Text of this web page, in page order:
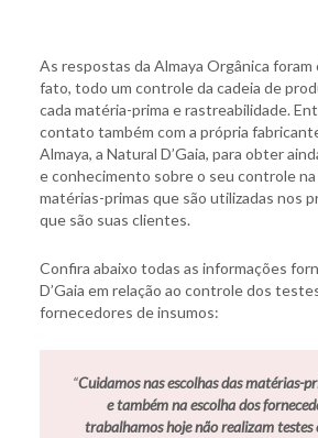
As respostas da Almaya Orgânica
fato, todo um controle da cadeia de
cada matéria-prima e rastreabilidade.
contato também com a própria
Almaya, a Natural D’Gaia, para obter
e conhecimento sobre o seu controle na
matérias-primas que são utilizadas nos
que são suas clientes.
Confira abaixo todas as informações
D’Gaia em relação ao controle dos
fornecedores de insumos:
“Cuidamos nas escolhas das matérias-
e também na escolha dos
trabalhamos hoje não realizam testes